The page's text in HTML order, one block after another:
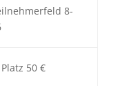
8-
50 €